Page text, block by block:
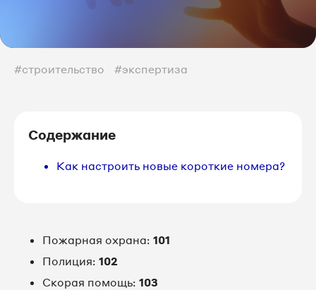
#строительство #экспертиза
Содержание
Как настроить новые короткие номера?
Пожарная охрана: 101
Полиция: 102
Скорая помощь: 103